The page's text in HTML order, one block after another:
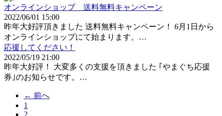
オンラインショップ 送料無料キャンペーン
2022/06/01 15:00
昨年大好評頂きました 送料無料キャンペーン！ 6月1日から
オンラインショップにて始まります。…
応援してください！
2022/05/19 21:00
昨年大好評！ 大変多くの支援を頂きました ｢やまぐち応援
券｣のお知らせです。…
← 前へ
1